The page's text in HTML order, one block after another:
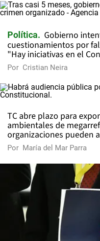
Política
Gobierno
cuestionamientos por
"Hay iniciativas en el
Por Cristian Neira
TC abre plazo para
ambientales de
organizaciones pueden
Por María del Mar Parra